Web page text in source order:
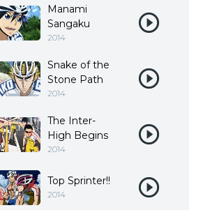
Manami
Sangaku
2014
Snake of the
Stone Path
2014
The Inter-
High Begins
2014
Top Sprinter!!
2014